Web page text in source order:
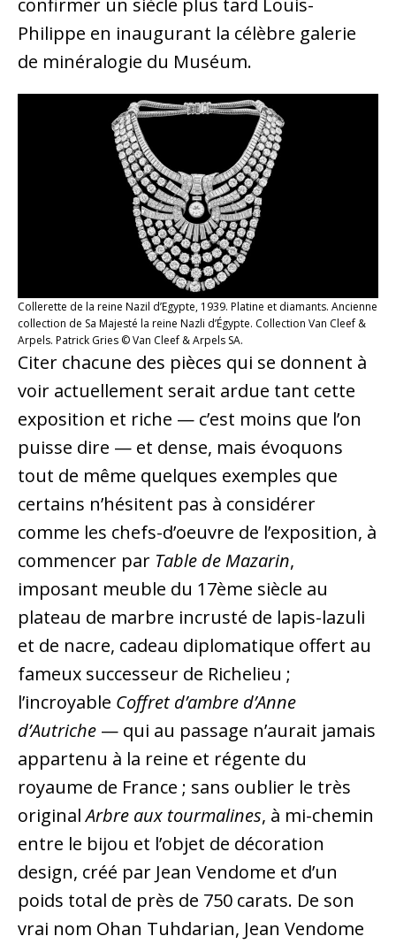
confirmer un siècle plus tard Louis-
Philippe en inaugurant la célèbre galerie
de minéralogie du Muséum.
Collerette de la reine Nazil d’Egypte, 1939. Platine et diamants. Ancienne
collection de Sa Majesté la reine Nazli d’Égypte. Collection Van Cleef &
Arpels. Patrick Gries © Van Cleef & Arpels SA.
Citer chacune des pièces qui se donnent à
voir actuellement serait ardue tant cette
exposition et riche — c’est moins que l’on
puisse dire — et dense, mais évoquons
tout de même quelques exemples que
certains n’hésitent pas à considérer
comme les chefs-d’oeuvre de l’exposition, à
commencer par Table de Mazarin,
imposant meuble du 17ème siècle au
plateau de marbre incrusté de lapis-lazuli
et de nacre, cadeau diplomatique offert au
fameux successeur de Richelieu ;
l’incroyable Coffret d’ambre d’Anne
d’Autriche — qui au passage n’aurait jamais
appartenu à la reine et régente du
royaume de France ; sans oublier le très
originalArbre aux tourmalines, à mi-chemin
entre le bijou et l’objet de décoration
design, créé par Jean Vendome et d’un
poids total de près de 750 carats. De son
vrai nom Ohan Tuhdarian, Jean Vendome